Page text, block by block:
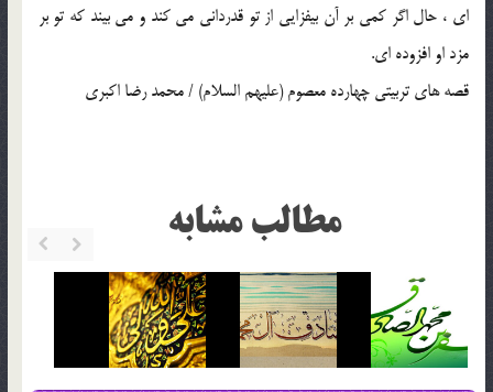
اي ، حال اگر كمي بر آن بيفزايي از تو قدرداني مي كند و مي بيند كه تو بر
مزد او افزوده اي.
قصه هاي تربيتي چهارده معصوم (عليهم السلام) / محمد رضا اکبري
مطالب مشابه